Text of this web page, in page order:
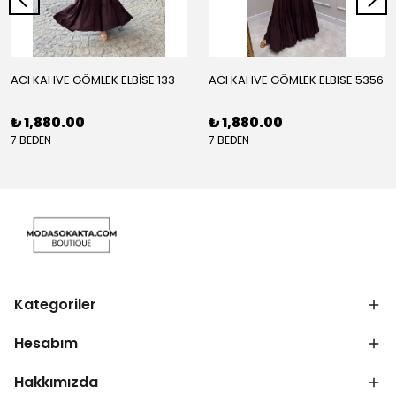
ACI KAHVE GÖMLEK ELBİSE 133
₺ 1,880.00
7 BEDEN
ACI KAHVE GÖMLEK ELBISE 5356
₺ 1,880.00
7 BEDEN
Kategoriler
Hesabım
Hakkımızda